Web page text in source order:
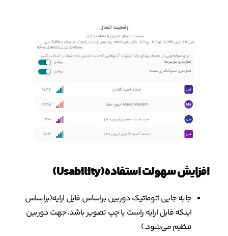
افزایش سهولت استفاده(Usability)
جابه جایی اتوماتیک دوربین براساس فایل ارایه(براساس
اینکه فایل ارایه راست یا چپ تصویر باشد، جهت دوربین
تنظیم می‌شود.)